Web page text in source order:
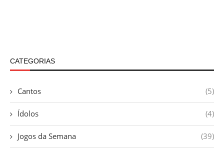
CATEGORIAS
Cantos (5)
Ídolos (4)
Jogos da Semana (39)